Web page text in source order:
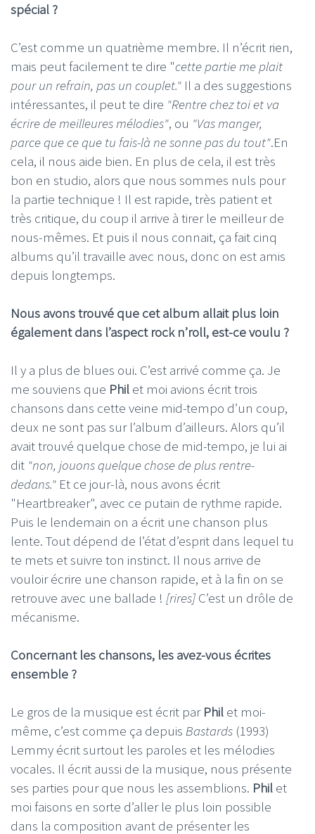
spécial ?
C’est comme un quatrième membre. Il n’écrit rien,
mais peut facilement te dire "cette partie me plait
pour un refrain, pas un couplet." Il a des suggestions
intéressantes, il peut te dire "Rentre chez toi et va
écrire de meilleures mélodies", ou "Vas manger,
parce que ce que tu fais-là ne sonne pas du tout".En
cela, il nous aide bien. En plus de cela, il est très
bon en studio, alors que nous sommes nuls pour
la partie technique ! Il est rapide, très patient et
très critique, du coup il arrive à tirer le meilleur de
nous-mêmes. Et puis il nous connait, ça fait cinq
albums qu’il travaille avec nous, donc on est amis
depuis longtemps.
Nous avons trouvé que cet album allait plus loin
également dans l’aspect rock n’roll, est-ce voulu ?
Il y a plus de blues oui. C’est arrivé comme ça. Je
me souviens que Phil et moi avions écrit trois
chansons dans cette veine mid-tempo d’un coup,
deux ne sont pas sur l’album d’ailleurs. Alors qu’il
avait trouvé quelque chose de mid-tempo, je lui ai
dit "non, jouons quelque chose de plus rentre-
dedans." Et ce jour-là, nous avons écrit
"Heartbreaker", avec ce putain de rythme rapide.
Puis le lendemain on a écrit une chanson plus
lente. Tout dépend de l’état d’esprit dans lequel tu
te mets et suivre ton instinct. Il nous arrive de
vouloir écrire une chanson rapide, et à la fin on se
retrouve avec une ballade ! [rires] C’est un drôle de
mécanisme.
Concernant les chansons, les avez-vous écrites
ensemble ?
Le gros de la musique est écrit par Phil et moi-
même, c’est comme ça depuis Bastards (1993)
Lemmy écrit surtout les paroles et les mélodies
vocales. Il écrit aussi de la musique, nous présente
ses parties pour que nous les assemblions. Phil et
moi faisons en sorte d’aller le plus loin possible
dans la composition avant de présenter les